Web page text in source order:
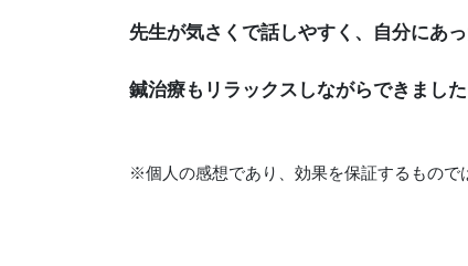
先生が気さくで話しやすく、自分にあ
鍼治療もリラックスしながらできました
※個人の感想であり、効果を保証するもので